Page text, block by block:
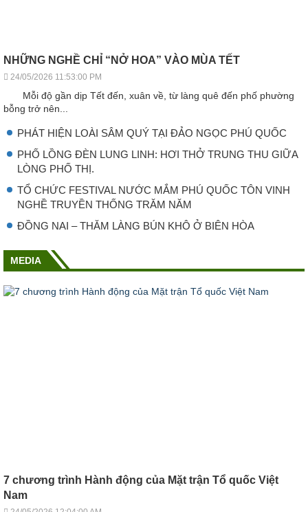
NHỮNG NGHỀ CHỈ “NỞ HOA” VÀO MÙA TẾT
24/05/2026 11:53:00 PM
Mỗi độ gần dịp Tết đến, xuân về, từ làng quê đến phố phường
bỗng trở nên...
PHÁT HIỆN LOÀI SÂM QUÝ TẠI ĐẢO NGỌC PHÚ QUỐC
PHỐ LỒNG ĐÈN LUNG LINH: HƠI THỞ TRUNG THU GIỮA
LÒNG PHỐ THỊ.
TỔ CHỨC FESTIVAL NƯỚC MẮM PHÚ QUỐC TÔN VINH
NGHỀ TRUYỀN THỐNG TRĂM NĂM
ĐỒNG NAI – THĂM LÀNG BÚN KHÔ Ở BIÊN HÒA
MEDIA
7 chương trình Hành động của Mặt trận Tổ quốc Việt
Nam